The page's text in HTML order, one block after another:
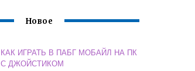
Новое
КАК ИГРАТЬ В ПАБГ МОБАЙЛ НА ПК
С ДЖОЙСТИКОМ